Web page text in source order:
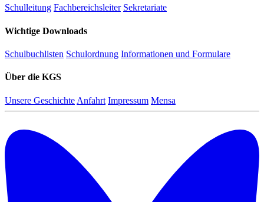
Schulleitung Fachbereichsleiter Sekretariate
Wichtige Downloads
Schulbuchlisten Schulordnung Informationen und Formulare
Über die KGS
Unsere Geschichte Anfahrt Impressum Mensa